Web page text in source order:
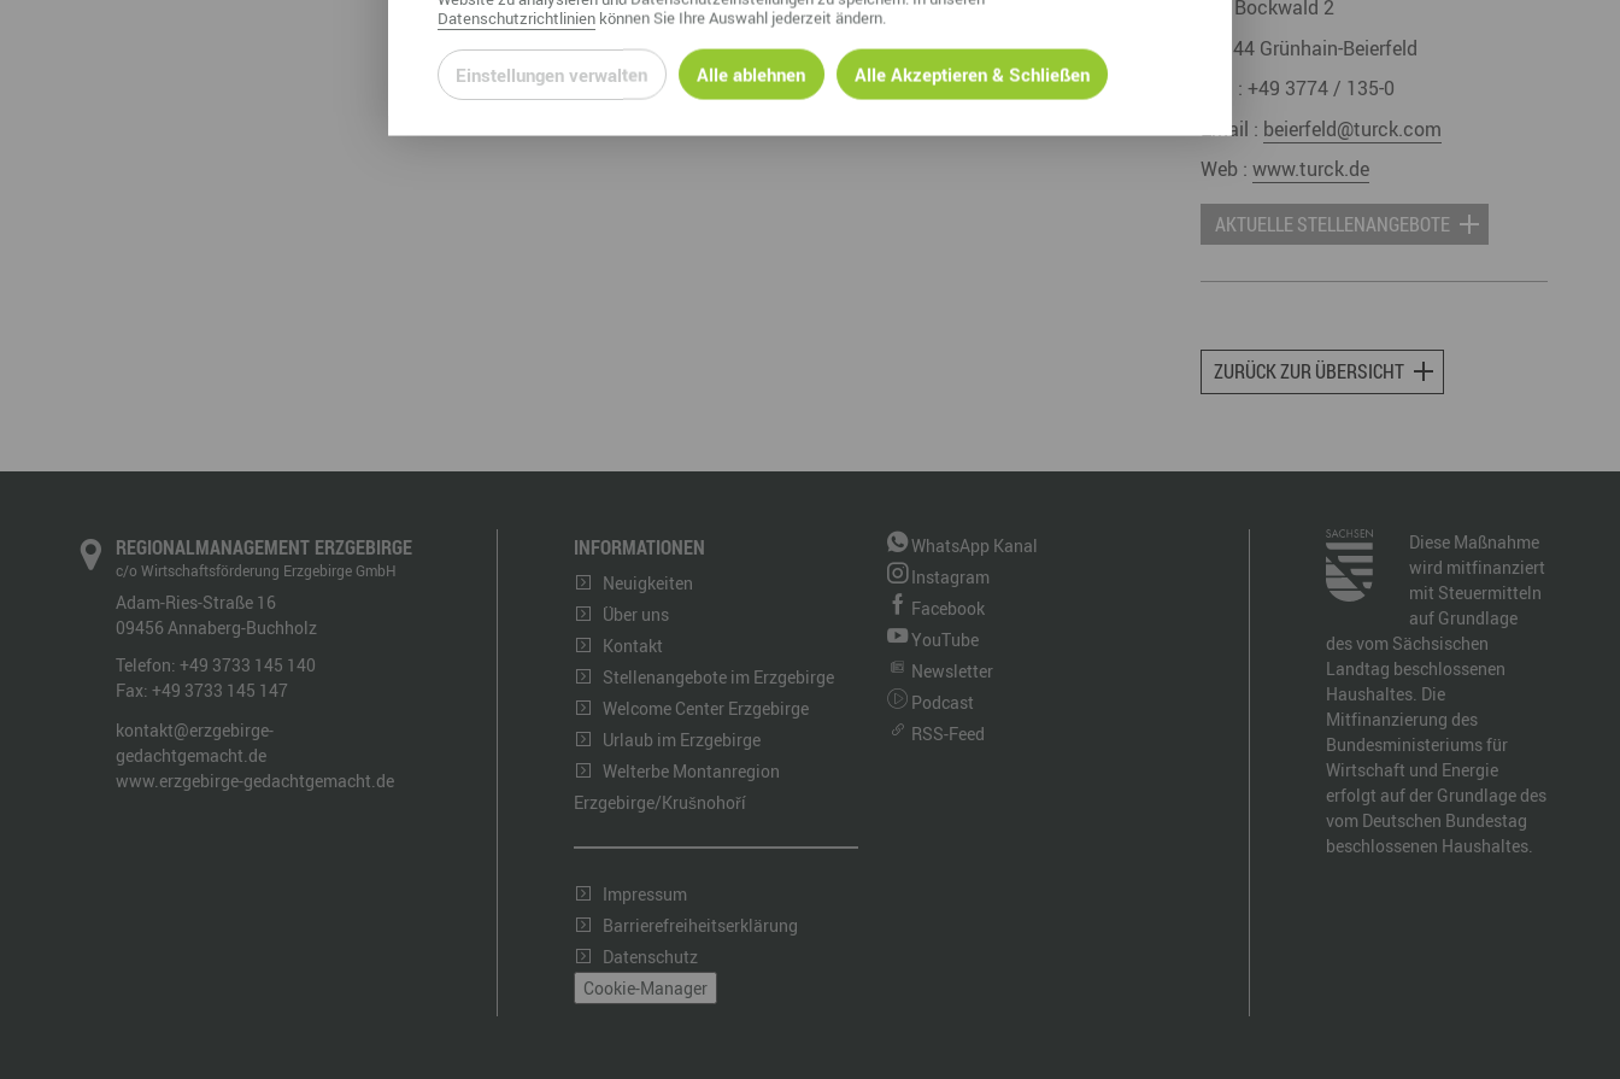
Am Bockwald 2
08344 Grünhain-Beierfeld
Fon : +49 3774 / 135-0
Email : beierfeld@turck.com
Web : www.turck.de
AKTUELLE STELLENANGEBOTE
ZURÜCK ZUR ÜBERSICHT
REGIONALMANAGEMENT ERZGEBIRGE
c/o Wirtschaftsförderung Erzgebirge GmbH
Adam-Ries-Straße 16
09456 Annaberg-Buchholz
Telefon: +49 3733 145 140
Fax: +49 3733 145 147
kontakt@erzgebirge-
gedachtgemacht.de
www.erzgebirge-gedachtgemacht.de
INFORMATIONEN
Neuigkeiten
Über uns
Kontakt
Stellenangebote im Erzgebirge
Welcome Center Erzgebirge
Urlaub im Erzgebirge
Welterbe Montanregion
Erzgebirge/Krušnohoří
Impressum
Barrierefreiheitserklärung
Datenschutz
Cookie-Manager
WhatsApp Kanal
Instagram
Facebook
YouTube
Newsletter
Podcast
RSS-Feed
Diese Maßnahme
wird mitfinanziert
mit Steuermitteln
auf Grundlage
des vom Sächsischen
Landtag beschlossenen
Haushaltes. Die
Mitfinanzierung des
Bundesministeriums für
Wirtschaft und Energie
erfolgt auf der Grundlage des
vom Deutschen Bundestag
beschlossenen Haushaltes.
Datenschutzrichtlinien können Sie Ihre Auswahl jederzeit ändern.
Einstellungen verwalten Alle ablehnen Alle Akzeptieren & Schließen